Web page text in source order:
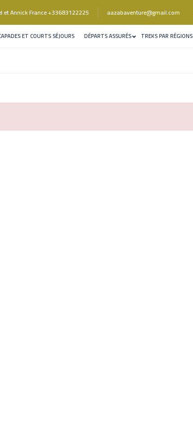
et Annick France +33683122225 aazabaventure@gmail.com
ET COURTS SÉJOURS DÉPARTS ASSURÉS TREKS PAR RÉGIONS